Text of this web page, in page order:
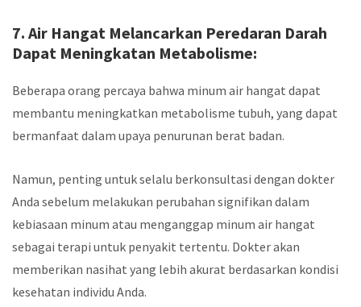
7. Air Hangat Melancarkan Peredaran Darah
Dapat Meningkatan Metabolisme:
Beberapa orang percaya bahwa minum air hangat dapat
membantu meningkatkan metabolisme tubuh, yang dapat
bermanfaat dalam upaya penurunan berat badan.
Namun, penting untuk selalu berkonsultasi dengan dokter
Anda sebelum melakukan perubahan signifikan dalam
kebiasaan minum atau menganggap minum air hangat
sebagai terapi untuk penyakit tertentu. Dokter akan
memberikan nasihat yang lebih akurat berdasarkan kondisi
kesehatan individu Anda.